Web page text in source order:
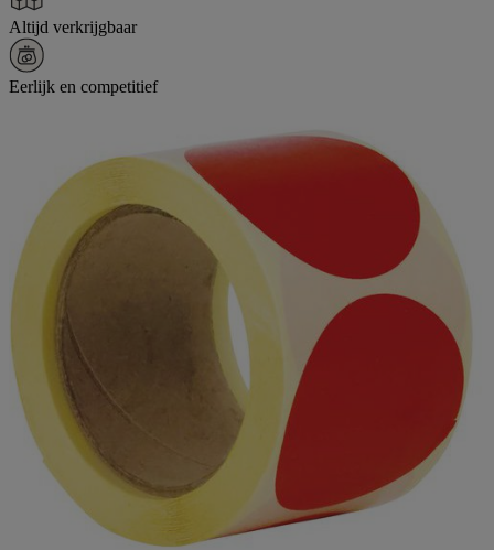
Altijd verkrijgbaar
Eerlijk en competitief